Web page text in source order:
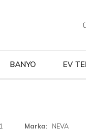
BANYO EV
Marka NEVA